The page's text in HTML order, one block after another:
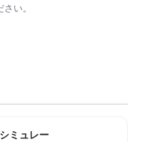
い。
ミュレー